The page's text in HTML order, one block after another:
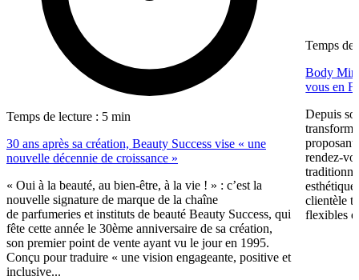
Temps de lecture : 5 min
30 ans après sa création, Beauty Success vise « une
nouvelle décennie de croissance »
« Oui à la beauté, au bien-être, à la vie ! » : c’est la
nouvelle signature de marque de la chaîne
de parfumeries et instituts de beauté Beauty Success, qui
fête cette année le 30ème anniversaire de sa création,
son premier point de vente ayant vu le jour en 1995.
Conçu pour traduire « une vision engageante, positive et
inclusive...
Temps de
Body
vous en
Depuis
proposant
rendez-
clientèle
flexibles